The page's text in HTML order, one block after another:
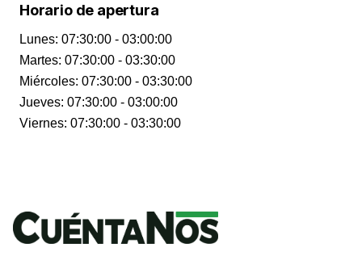
Horario de apertura
Lunes: 07:30:00 - 03:00:00
Martes: 07:30:00 - 03:30:00
Miércoles: 07:30:00 - 03:30:00
Jueves: 07:30:00 - 03:00:00
Viernes: 07:30:00 - 03:30:00